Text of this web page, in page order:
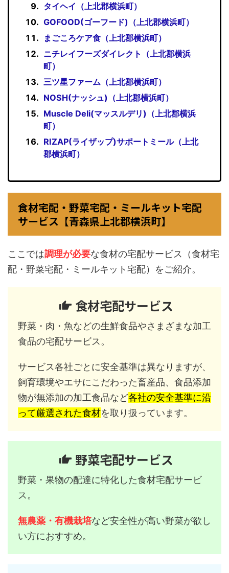
タイヘイ（上北郡横浜町）
GOFOOD(ゴーフード)（上北郡横浜町）
まごころケア食（上北郡横浜町）
ニチレイフーズダイレクト（上北郡横浜
町）
三ツ星ファーム（上北郡横浜町）
NOSH(ナッシュ)（上北郡横浜町）
Muscle Deli(マッスルデリ)（上北郡横浜
町）
RIZAP(ライザップ)サポートミール（上北
郡横浜町）
食材宅配・野菜宅配・ミールキット宅配
サービス【青森県上北郡横浜町】
ここでは調理が必要な食材の宅配サービス（食材宅
配・野菜宅配・ミールキット宅配）をご紹介。
食材宅配サービス
野菜・肉・魚などの生鮮食品やさまざまな加工
食品の宅配サービス。
サービス各社ごとに安全基準は異なりますが、
飼育環境やエサにこだわった畜産品、食品添加
物が無添加の加工食品など各社の安全基準に沿
って厳選された食材を取り扱っています。
野菜宅配サービス
野菜・果物の配達に特化した食材宅配サービ
ス。
無農薬・有機栽培など安全性が高い野菜が欲し
い方におすすめ。